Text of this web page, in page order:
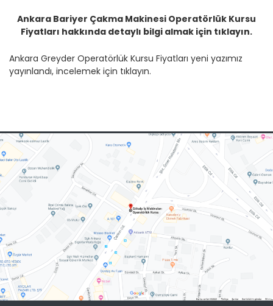
Ankara Bariyer Çakma Makinesi Operatörlük Kursu
Fiyatları hakkında detaylı bilgi almak için tıklayın.
Ankara Greyder Operatörlük Kursu Fiyatları yeni yazımız
yayınlandı, incelemek için tıklayın.